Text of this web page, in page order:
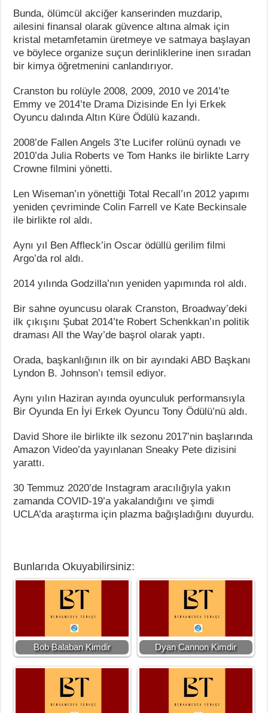
Bunda, ölümcül akciğer kanserinden muzdarip,
ailesini finansal olarak güvence altına almak için
kristal metamfetamin üretmeye ve satmaya başlayan
ve böylece organize suçun derinliklerine inen sıradan
bir kimya öğretmenini canlandırıyor.
Cranston bu rolüyle 2008, 2009, 2010 ve 2014’te
Emmy ve 2014’te Drama Dizisinde En İyi Erkek
Oyuncu dalında Altın Küre Ödülü kazandı.
2008’de Fallen Angels 3’te Lucifer rolünü oynadı ve
2010’da Julia Roberts ve Tom Hanks ile birlikte Larry
Crowne filmini yönetti.
Len Wiseman’ın yönettiği Total Recall’ın 2012 yapımı
yeniden çevriminde Colin Farrell ve Kate Beckinsale
ile birlikte rol aldı.
Aynı yıl Ben Affleck’in Oscar ödüllü gerilim filmi
Argo’da rol aldı.
2014 yılında Godzilla’nın yeniden yapımında rol aldı.
Bir sahne oyuncusu olarak Cranston, Broadway’deki
ilk çıkışını Şubat 2014’te Robert Schenkkan’ın politik
draması All the Way’de başrol olarak yaptı.
Orada, başkanlığının ilk on bir ayındaki ABD Başkanı
Lyndon B. Johnson’ı temsil ediyor.
Aynı yılın Haziran ayında oyunculuk performansıyla
Bir Oyunda En İyi Erkek Oyuncu Tony Ödülü’nü aldı.
David Shore ile birlikte ilk sezonu 2017’nin başlarında
Amazon Video’da yayınlanan Sneaky Pete dizisini
yarattı.
30 Temmuz 2020’de Instagram aracılığıyla yakın
zamanda COVID-19’a yakalandığını ve şimdi
UCLA’da araştırma için plazma bağışladığını duyurdu.
Bunlarıda Okuyabilirsiniz:
Bob Balaban Kimdir Dyan Cannon Kimdir